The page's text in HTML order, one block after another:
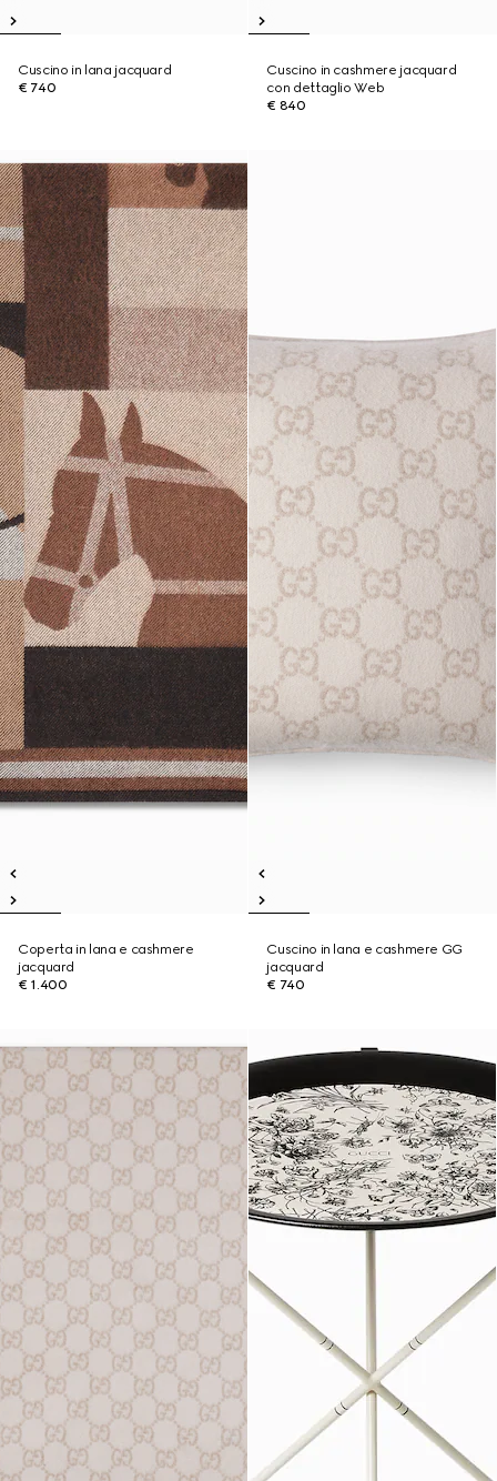
Cuscino in lana jacquard
€ 740
Cuscino in cashmere jacquard
con dettaglio Web
€ 840
Coperta in lana e cashmere
jacquard
€ 1.400
Cuscino in lana e cashmere GG
jacquard
€ 740